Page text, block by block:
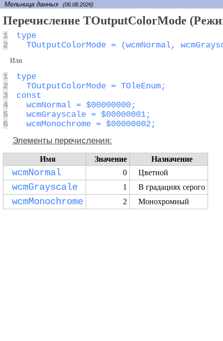
Мельница данных (06.08.2026)
Перечисление TOutputColorMode
1
2
TOutputColorMode = (wcmNormal,
Или
1
2
3
4
5
6
  wcmMonochrome = $00000002;
Элементы перечисления:
Имя Значение Назначение
wcmNormal 0 Цветной
wcmGrayscale 1 В градациях серого
wcmMonochrome 2 Монохромный